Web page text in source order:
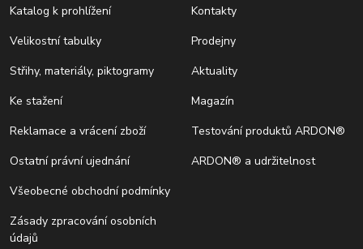
Katalog k prohlížení
Velikostní tabulky
Střihy, materiály, piktogramy
Ke stažení
Reklamace a vrácení zboží
Ostatní právní ujednání
Všeobecné obchodní podmínky
Zásady zpracování osobních
údajů
Kontakty
Prodejny
Aktuality
Magazín
Testování produktů ARDON®
ARDON® a udržitelnost